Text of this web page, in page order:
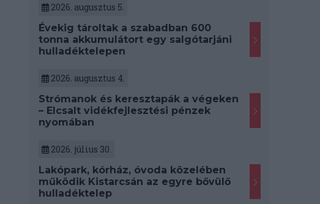
2026. augusztus 5.
Évekig tároltak a szabadban 600
tonna akkumulátort egy salgótarjáni
hulladéktelepen
2026. augusztus 4.
Strómanok és keresztapák a végeken
– Elcsalt vidékfejlesztési pénzek
nyomában
2026. július 30.
Lakópark, kórház, óvoda közelében
működik Kistarcsán az egyre bővülő
hulladéktelep